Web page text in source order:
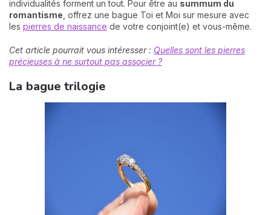
individualités forment un tout. Pour être au summum du
romantisme , offrez une bague Toi et Moi sur mesure avec
les pierres de naissance de votre conjoint(e) et vous-même.
Cet article pourrait vous intéresser : Quelles sont les pierres
précieuses à ne surtout pas associer ?
La bague trilogie